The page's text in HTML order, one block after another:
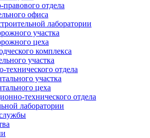
отдела
офиса
лаборатории
участка
цеха
комплекса
участка
отдела
участка
цеха
технического отдела
лаборатории